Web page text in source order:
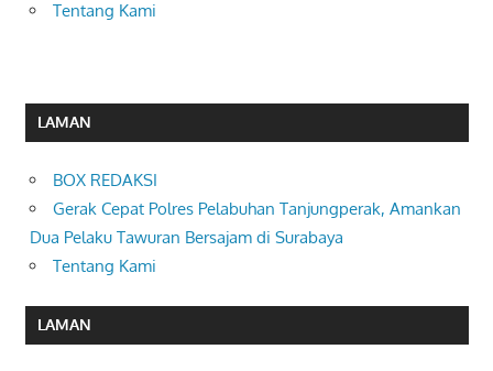
Tentang Kami
LAMAN
BOX REDAKSI
Gerak Cepat Polres Pelabuhan Tanjungperak, Amankan
Dua Pelaku Tawuran Bersajam di Surabaya
Tentang Kami
LAMAN